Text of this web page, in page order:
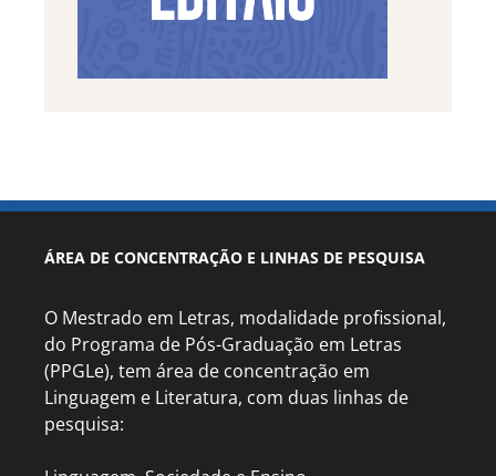
ÁREA DE CONCENTRAÇÃO E LINHAS DE PESQUISA
O Mestrado em Letras, modalidade profissional,
do Programa de Pós-Graduação em Letras
(PPGLe), tem área de concentração em
Linguagem e Literatura, com duas linhas de
pesquisa: